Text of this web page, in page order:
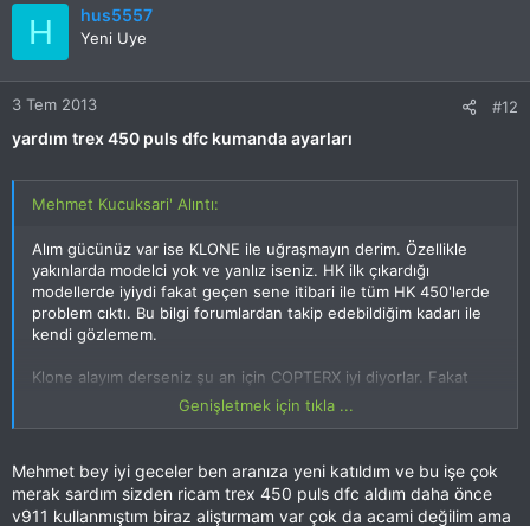
H hus5557
Yeni Uye
3 Tem 2013 #12
yardım trex 450 puls dfc kumanda ayarları
Mehmet Kucuksari' Alıntı:
Alım gücünüz var ise KLONE ile uğraşmayın derim. Özellikle
yakınlarda modelci yok ve yanlız iseniz. HK ilk çıkardığı
modellerde iyiydi fakat geçen sene itibari ile tüm HK 450'lerde
problem cıktı. Bu bilgi forumlardan takip edebildiğim kadarı ile
kendi gözlemem.
Klone alayım derseniz şu an için COPTERX iyi diyorlar. Fakat
ona da ayrıca düzgün elektronik almak lazım. Bu durumda
orjinal 100 iken klone 60-70 geliyor.
Dediğim gibi klone toplanmasına toplanır, güzel de uçar. Fakat
biraz tecrübeli olmak lazım.
Genişletmek için tıkla ...
Mehmet bey iyi geceler ben aranıza yeni katıldım ve bu işe çok
merak sardım sizden ricam trex 450 puls dfc aldım daha önce
v911 kullanmıştım biraz aliştırmam var çok da acami değilim ama